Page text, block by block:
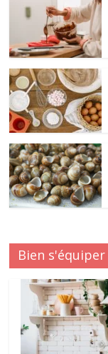
Bien s'équiper